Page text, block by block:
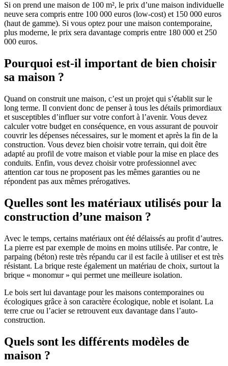
Si on prend une maison de 100 m², le prix d’une maison individuelle
neuve sera compris entre 100 000 euros (low-cost) et 150 000 euros
(haut de gamme). Si vous optez pour une maison contemporaine,
plus moderne, le prix sera davantage compris entre 180 000 et 250
000 euros.
Pourquoi est-il important de bien choisir
sa maison ?
Quand on construit une maison, c’est un projet qui s’établit sur le
long terme. Il convient donc de penser à tous les détails primordiaux
et susceptibles d’influer sur votre confort à l’avenir. Vous devez
calculer votre budget en conséquence, en vous assurant de pouvoir
couvrir les dépenses nécessaires, sur le moment et après la fin de la
construction. Vous devez bien choisir votre terrain, qui doit être
adapté au profil de votre maison et viable pour la mise en place des
conduits. Enfin, vous devez choisir votre professionnel avec
attention car tous ne proposent pas les mêmes garanties ou ne
répondent pas aux mêmes prérogatives.
Quelles sont les matériaux utilisés pour la
construction d’une maison ?
Avec le temps, certains matériaux ont été délaissés au profit d’autres.
La pierre est par exemple de moins en moins utilisée. Par contre, le
parpaing (béton) reste très répandu car il est facile à utiliser et est très
résistant. La brique reste également un matériau de choix, surtout la
brique « monomur » qui permet une meilleure isolation.
Le bois sert lui davantage pour les maisons contemporaines ou
écologiques grâce à son caractère écologique, noble et isolant. La
terre crue ou l’acier se retrouvent eux davantage dans l’auto-
construction.
Quels sont les différents modèles de
maison ?